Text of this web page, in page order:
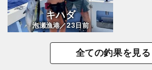
キハダ
泡瀬漁港／23日前
全ての釣果を見る